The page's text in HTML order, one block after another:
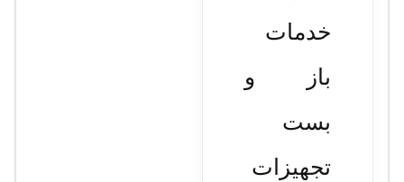
خدمات
باز و
بست
تجهیزات